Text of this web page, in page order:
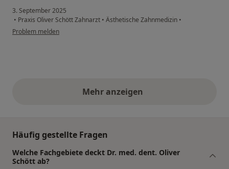
3. September 2025
• Praxis Oliver Schött Zahnarzt • Ästhetische Zahnmedizin •
Problem melden
Mehr anzeigenobige Stellungnahmen
Häufig gestellte Fragen
Welche Fachgebiete deckt Dr. med. dent. Oliver
Schött ab?